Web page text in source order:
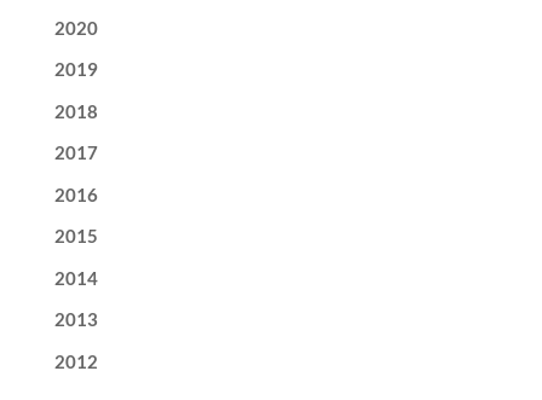
2020
2019
2018
2017
2016
2015
2014
2013
2012